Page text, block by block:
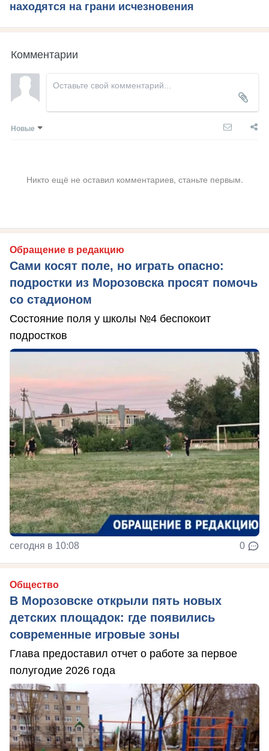
находятся на грани исчезновения
Комментарии
Новые
Никто ещё не оставил комментариев, станьте первым.
Обращение в редакцию
Сами косят поле, но играть опасно:
подростки из Морозовска просят помочь
со стадионом
Состояние поля у школы №4 беспокоит
подростков
сегодня в 10:08 0
Общество
В Морозовске открыли пять новых
детских площадок: где появились
современные игровые зоны
Глава предоставил отчет о работе за первое
полугодие 2026 года